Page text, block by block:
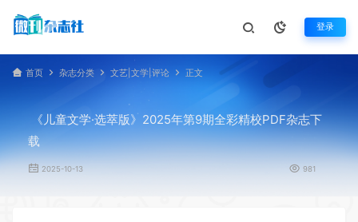
登录
首页 杂志分类 文艺|文学|评论 正文
《儿童文学·选萃版》2025年第9期全彩精校PDF杂志下
载
2025-10-13 981